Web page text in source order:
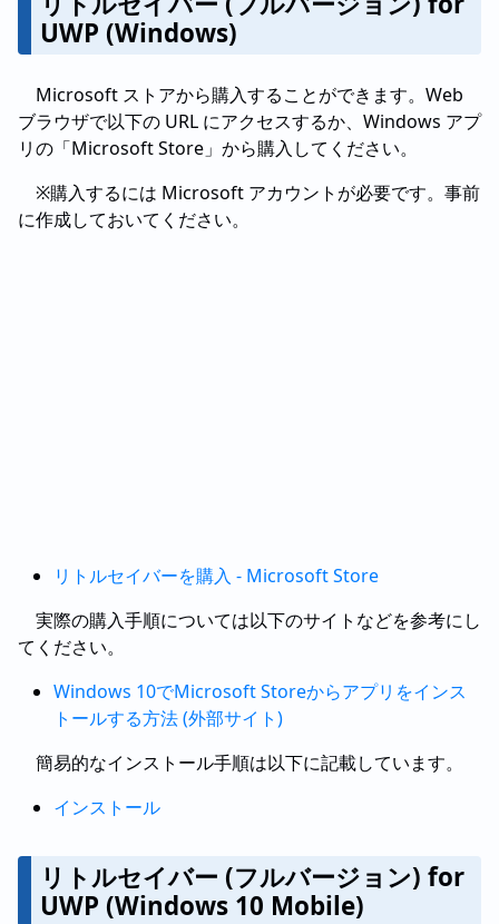
UWP (Windows)
Microsoft ストアから購入することができます。Web
ブラウザで以下の URL にアクセスするか、Windows アプ
リの「Microsoft Store」から購入してください。
※購入するには Microsoft アカウントが必要です。事前
に作成しておいてください。
リトルセイバーを購入 - Microsoft Store
実際の購入手順については以下のサイトなどを参考にし
てください。
Windows 10でMicrosoft Storeからアプリをインス
トールする方法 (外部サイト)
簡易的なインストール手順は以下に記載しています。
インストール
リトルセイバー (フルバージョン) for
UWP (Windows 10 Mobile)